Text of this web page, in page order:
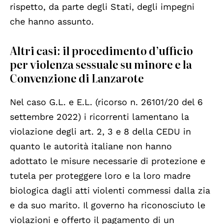
rispetto, da parte degli Stati, degli impegni
che hanno assunto.
Altri casi: il procedimento d’ufficio
per violenza sessuale su minore e la
Convenzione di Lanzarote
Nel caso G.L. e E.L. (ricorso n. 26101/20 del 6
settembre 2022) i ricorrenti lamentano la
violazione degli art. 2, 3 e 8 della CEDU in
quanto le autorità italiane non hanno
adottato le misure necessarie di protezione e
tutela per proteggere loro e la loro madre
biologica dagli atti violenti commessi dalla zia
e da suo marito. Il governo ha riconosciuto le
violazioni e offerto il pagamento di un